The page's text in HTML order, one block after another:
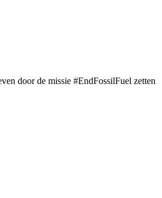
door de missie #EndFossilFuel zetten